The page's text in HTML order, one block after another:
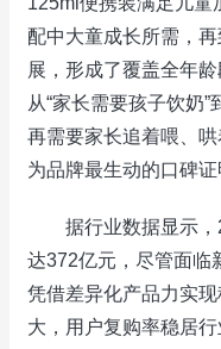
配中大童成长所需，
展，形成了覆盖全年
从“家长需要孩子饮奶”
再需要家长追着喂、
为品牌最生动的口碑证
据行业数据显示，
达372亿元，尽管面临
凭借差异化产品力实
大，用户复购率稳居